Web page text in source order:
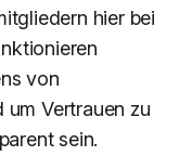
hier bei
von
Vertrauen zu
sein.